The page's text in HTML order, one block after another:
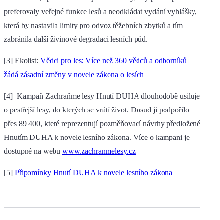
preferovaly veřejné funkce lesů a neodkládat vydání vyhlášky,
která by nastavila limity pro odvoz těžebních zbytků a tím
zabránila další živinové degradaci lesních půd.
[3] Ekolist: Vědci pro les: Více než 360 vědců a odborníků
žádá zásadní změny v novele zákona o lesích
[4] Kampaň Zachraňme lesy Hnutí DUHA dlouhodobě usiluje
o pestřejší lesy, do kterých se vrátí život. Dosud ji podpořilo
přes 89 400, které reprezentují pozměňovací návrhy předložené
Hnutím DUHA k novele lesního zákona. Více o kampani je
dostupné na webu www.zachranmelesy.cz
[5] Připomínky Hnutí DUHA k novele lesního zákona